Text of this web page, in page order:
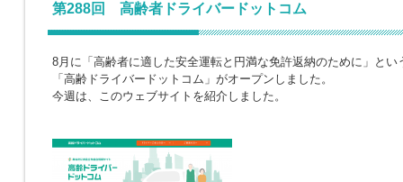
第288回 高齢者ドライバードットコム
8月に「高齢者に適した安全運転と円満な免許返納のために」とい
「高齢ドライバードットコム」がオープンしました。
今週は、このウェブサイトを紹介しました。